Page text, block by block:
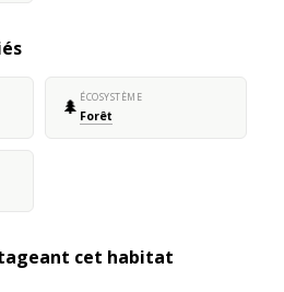
🌲 ÉCOSYSTÈME
Forêt
cet habitat